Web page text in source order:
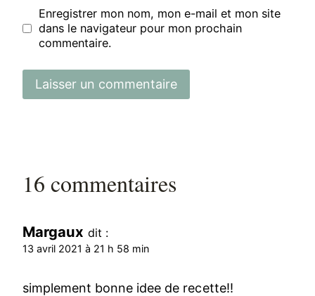
Enregistrer mon nom, mon e-mail et mon site
dans le navigateur pour mon prochain
commentaire.
16 commentaires
Margaux dit :
13 avril 2021 à 21 h 58 min
simplement bonne idee de recette!!